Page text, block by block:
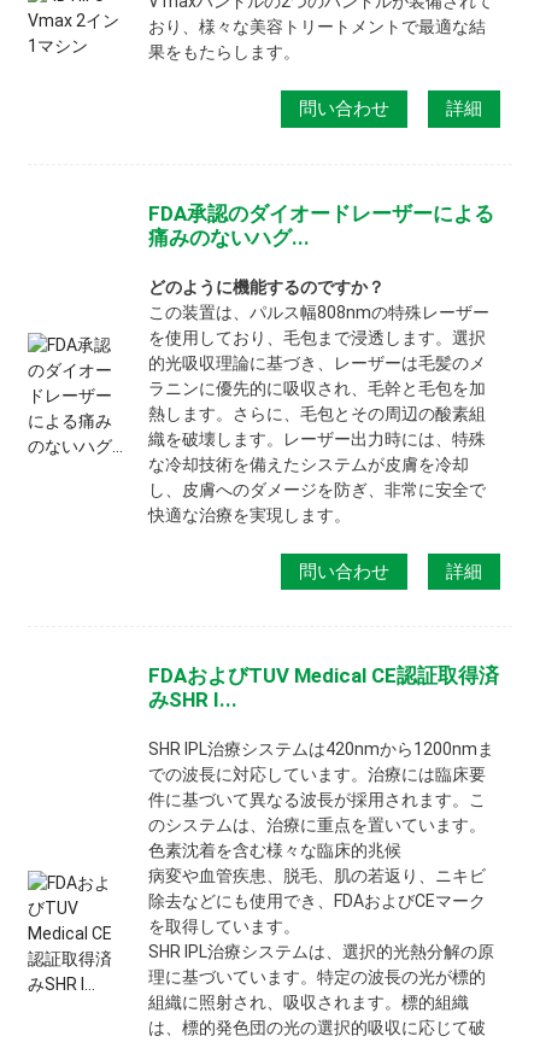
おり、様々な美容トリートメントで最適な結
果をもたらします。
問い合わせ 詳細
FDA承認のダイオードレーザーによる
痛みのないハグ...
どのように機能するのですか？
この装置は、パルス幅808nmの特殊レーザー
を使用しており、毛包まで浸透します。選択
的光吸収理論に基づき、レーザーは毛髪のメ
ラニンに優先的に吸収され、毛幹と毛包を加
熱します。さらに、毛包とその周辺の酸素組
織を破壊します。レーザー出力時には、特殊
な冷却技術を備えたシステムが皮膚を冷却
し、皮膚へのダメージを防ぎ、非常に安全で
快適な治療を実現します。
問い合わせ 詳細
FDAおよびTUV Medical CE認証取得済
みSHR I...
SHR IPL治療システムは420nmから1200nmま
での波長に対応しています。治療には臨床要
件に基づいて異なる波長が採用されます。こ
のシステムは、治療に重点を置いています。
色素沈着を含む様々な臨床的兆候
病変や血管疾患、脱毛、肌の若返り、ニキビ
除去などにも使用でき、FDAおよびCEマーク
を取得しています。
SHR IPL治療システムは、選択的光熱分解の原
理に基づいています。特定の波長の光が標的
組織に照射され、吸収されます。標的組織
は、標的発色団の光の選択的吸収に応じて破